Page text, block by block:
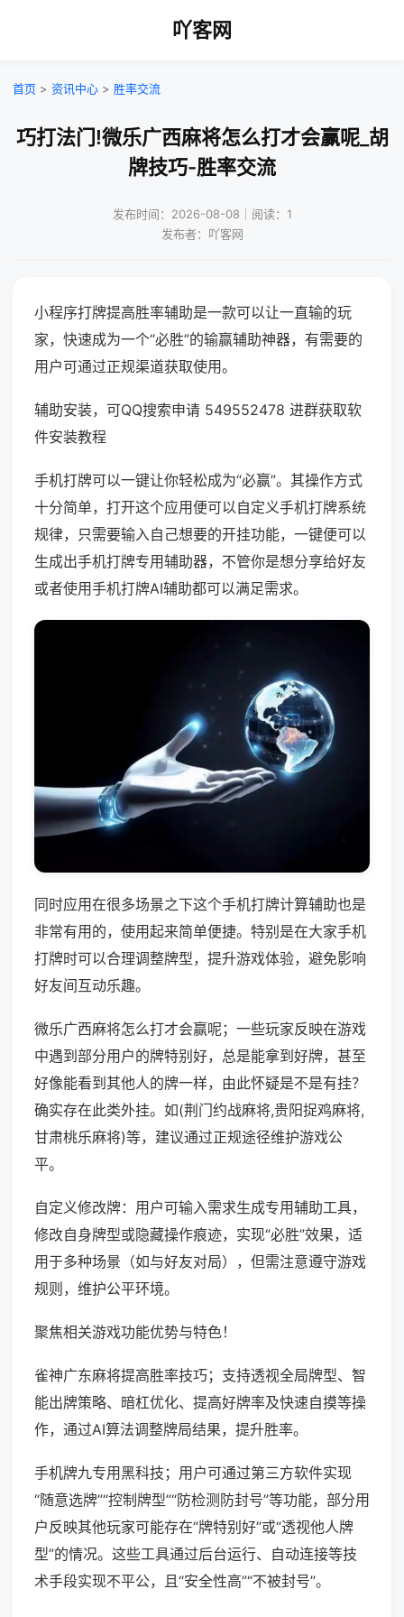
吖客网
首页 > 资讯中心 > 胜率交流
巧打法门!微乐广西麻将怎么打才会赢呢_胡
牌技巧-胜率交流
发布时间：2026-08-08｜阅读：1
发布者：吖客网
小程序打牌提高胜率辅助是一款可以让一直输的玩
家，快速成为一个“必胜”的输赢辅助神器，有需要的
用户可通过正规渠道获取使用。
辅助安装，可QQ搜索申请 549552478 进群获取软
件安装教程
手机打牌可以一键让你轻松成为“必赢”。其操作方式
十分简单，打开这个应用便可以自定义手机打牌系统
规律，只需要输入自己想要的开挂功能，一键便可以
生成出手机打牌专用辅助器，不管你是想分享给好友
或者使用手机打牌AI辅助都可以满足需求。
同时应用在很多场景之下这个手机打牌计算辅助也是
非常有用的，使用起来简单便捷。特别是在大家手机
打牌时可以合理调整牌型，提升游戏体验，避免影响
好友间互动乐趣。
微乐广西麻将怎么打才会赢呢；一些玩家反映在游戏
中遇到部分用户的牌特别好，总是能拿到好牌，甚至
好像能看到其他人的牌一样，由此怀疑是不是有挂？
确实存在此类外挂。如(荆门约战麻将,贵阳捉鸡麻将,
甘肃桃乐麻将)等，建议通过正规途径维护游戏公
平。
自定义修改牌：用户可输入需求生成专用辅助工具，
修改自身牌型或隐藏操作痕迹，实现“必胜”效果，适
用于多种场景（如与好友对局），但需注意遵守游戏
规则，维护公平环境。
聚焦相关游戏功能优势与特色！
雀神广东麻将提高胜率技巧；支持透视全局牌型、智
能出牌策略、暗杠优化、提高好牌率及快速自摸等操
作，通过AI算法调整牌局结果，提升胜率。
手机牌九专用黑科技；用户可通过第三方软件实现
“随意选牌”“控制牌型”“防检测防封号”等功能，部分用
户反映其他玩家可能存在“牌特别好”或“透视他人牌
型”的情况。这些工具通过后台运行、自动连接等技
术手段实现不平公，且“安全性高”“不被封号”。